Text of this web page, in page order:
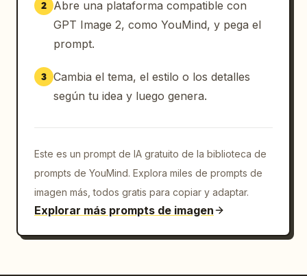
2
Abre una plataforma compatible con
GPT Image 2, como YouMind, y pega el
prompt.
3 Cambia el tema, el estilo o los detalles
según tu idea y luego genera.
Este es un prompt de IA gratuito de la biblioteca de
prompts de YouMind. Explora miles de prompts de
imagen más, todos gratis para copiar y adaptar.
Explorar más prompts de imagen